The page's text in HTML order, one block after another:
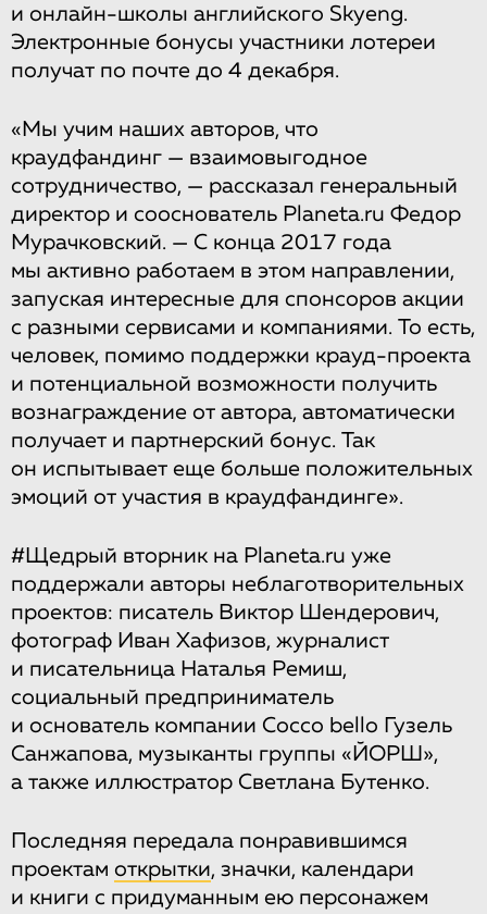
и онлайн-школы английского Skyeng.
Электронные бонусы участники лотереи
получат по почте до 4 декабря.
«Мы учим наших авторов, что
краудфандинг — взаимовыгодное
сотрудничество, — рассказал генеральный
директор и сооснователь Planeta.ru Федор
Мурачковский. — С конца 2017 года
мы активно работаем в этом направлении,
запуская интересные для спонсоров акции
с разными сервисами и компаниями. То есть,
человек, помимо поддержки крауд-проекта
и потенциальной возможности получить
вознаграждение от автора, автоматически
получает и партнерский бонус. Так
он испытывает еще больше положительных
эмоций от участия в краудфандинге».
#Щедрый вторник на Planeta.ru уже
поддержали авторы неблаготворительных
проектов: писатель Виктор Шендерович,
фотограф Иван Хафизов, журналист
и писательница Наталья Ремиш,
социальный предприниматель
и основатель компании Cocco bello Гузель
Санжапова, музыканты группы «ЙОРШ»,
а также иллюстратор Светлана Бутенко.
Последняя передала понравившимся
проектам открытки, значки, календари
и книги с придуманным ею персонажем